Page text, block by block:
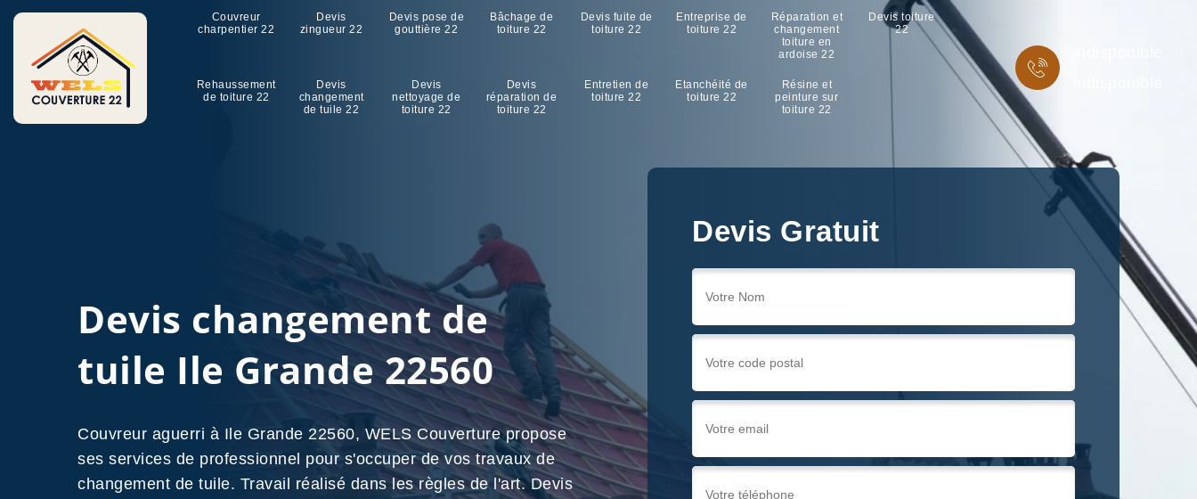
Couvreur
charpentier 22
Devis
zingueur 22
Devis pose de
gouttière 22
Bâchage de
toiture 22
Devis fuite de
toiture 22
Entreprise de
toiture 22
Réparation et
changement
toiture en
ardoise 22
Devis toiture
22
Rehaussement
de toiture 22
Devis
changement
de tuile 22
Devis
nettoyage de
toiture 22
Devis
réparation de
toiture 22
Entretien de
toiture 22
Etanchéité de
toiture 22
Résine et
peinture sur
toiture 22
Devis changement de
tuile Ile Grande 22560
Couvreur aguerri à Ile Grande 22560, WELS Couverture propose
ses services de professionnel pour s'occuper de vos travaux de
changement de tuile. Travail réalisé dans les règles de l'art. Devis
Devis Gratuit